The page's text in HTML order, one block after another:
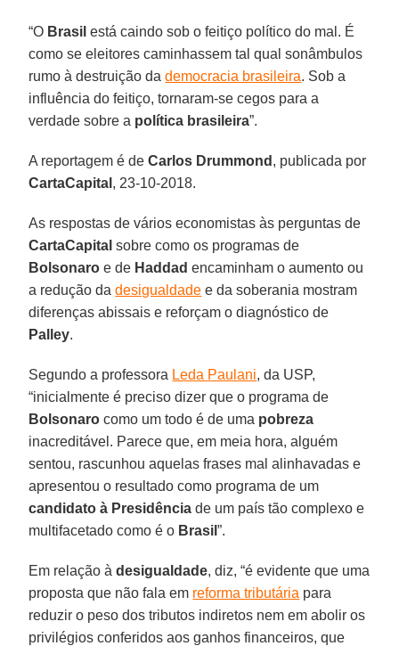
“O Brasil está caindo sob o feitiço político do mal. É
como se eleitores caminhassem tal qual sonâmbulos
rumo à destruição dademocracia brasileira. Sob a
influência do feitiço, tornaram-se cegos para a
verdade sobre a política brasileira”.
A reportagem é deCarlos Drummond , publicada por
CartaCapital , 23-10-2018.
As respostas de vários economistas às perguntas de
CartaCapital sobre como os programas de
Bolsonaro e de Haddad encaminham o aumento ou
a redução dadesigualdade e da soberania mostram
diferenças abissais e reforçam o diagnóstico de
Palley.
Segundo a professora Leda Paulani, da USP,
“inicialmente é preciso dizer que o programa de
Bolsonaro como um todo é de uma pobreza
inacreditável. Parece que, em meia hora, alguém
sentou, rascunhou aquelas frases mal alinhavadas e
apresentou o resultado como programa de um
candidato à Presidência de um país tão complexo e
multifacetado como é o Brasil”.
Em relação àdesigualdade, diz, “é evidente que uma
proposta que não fala em reforma tributária para
reduzir o peso dos tributos indiretos nem em abolir os
privilégios conferidos aos ganhos financeiros, que